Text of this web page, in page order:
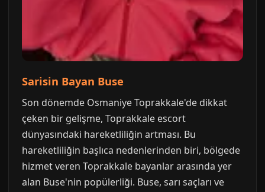
Sarisin Bayan Buse
Son dönemde Osmaniye Toprakkale'de dikkat
çeken bir gelişme, Toprakkale escort
dünyasındaki hareketliliğin artması. Bu
hareketliliğin başlıca nedenlerinden biri, bölgede
hizmet veren Toprakkale bayanlar arasında yer
alan Buse'nin popülerliği. Buse, sarı saçları ve